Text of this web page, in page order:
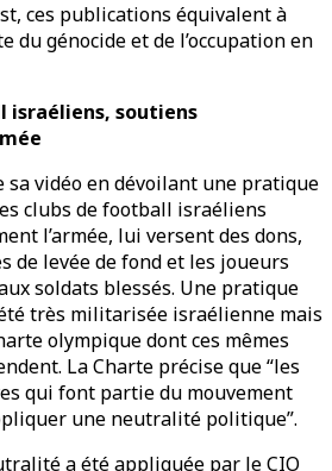
ces publications équivalent à
du génocide et de l’occupation en
israéliens, soutiens
vidéo en dévoilant une pratique
clubs de football israéliens
l’armée, lui versent des dons,
de levée de fond et les joueurs
soldats blessés. Une pratique
très militarisée israélienne mais
olympique dont ces mêmes
La Charte précise que “les
qui font partie du mouvement
une neutralité politique”.
a été appliquée par le CIO